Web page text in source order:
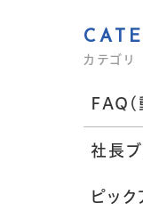
カテゴリ
FAQ(
社長
ピッ